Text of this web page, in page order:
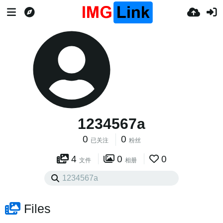
1234567a
0 已关注 0 粉丝
4 文件 0 相册 0
Files